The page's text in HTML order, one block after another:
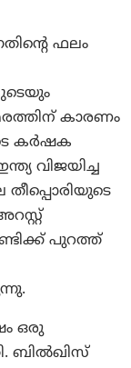
ഫലം
കാരണം
കർഷക
വിജയിച്ച
തീപ്പൊരിയുടെ
പുറത്ത്
ഒരു
ബിൽഖിസ്